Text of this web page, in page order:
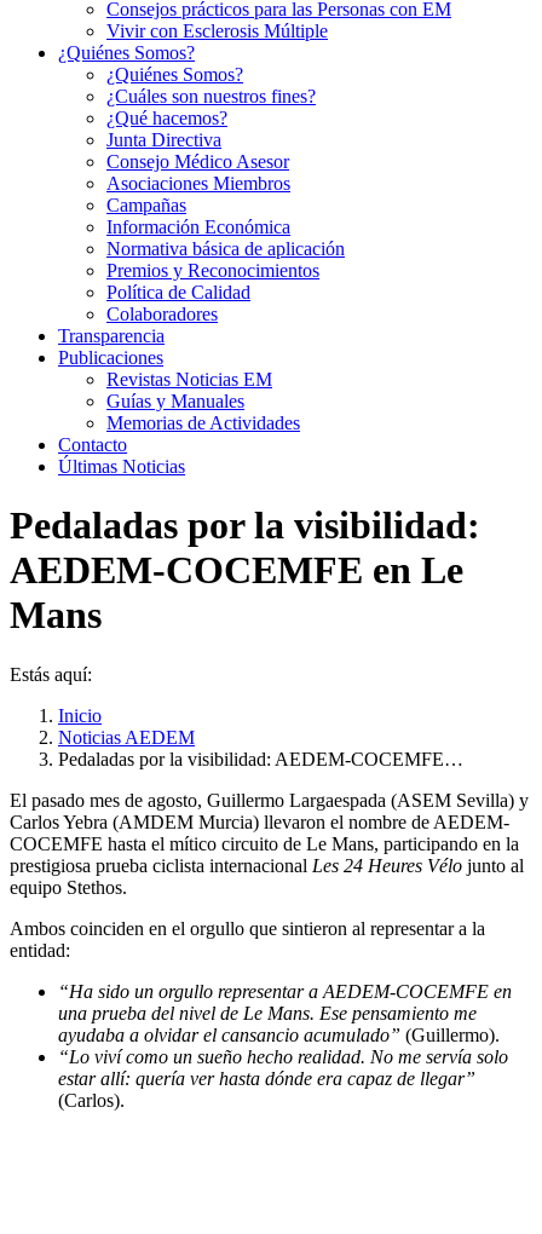
Consejos prácticos para las Personas con EM
Vivir con Esclerosis Múltiple
¿Quiénes Somos?
¿Quiénes Somos?
¿Cuáles son nuestros fines?
¿Qué hacemos?
Junta Directiva
Consejo Médico Asesor
Asociaciones Miembros
Campañas
Información Económica
Normativa básica de aplicación
Premios y Reconocimientos
Política de Calidad
Colaboradores
Transparencia
Publicaciones
Revistas Noticias EM
Guías y Manuales
Memorias de Actividades
Contacto
Últimas Noticias
Pedaladas por la visibilidad:
AEDEM-COCEMFE en Le
Mans
Estás aquí:
Inicio
Noticias AEDEM
Pedaladas por la visibilidad: AEDEM-COCEMFE…
El pasado mes de agosto, Guillermo Largaespada (ASEM Sevilla) y
Carlos Yebra (AMDEM Murcia) llevaron el nombre de AEDEM-
COCEMFE hasta el mítico circuito de Le Mans, participando en la
prestigiosa prueba ciclista internacional Les 24 Heures Vélo junto al
equipo Stethos.
Ambos coinciden en el orgullo que sintieron al representar a la
entidad:
“Ha sido un orgullo representar a AEDEM-COCEMFE en
una prueba del nivel de Le Mans. Ese pensamiento me
ayudaba a olvidar el cansancio acumulado” (Guillermo).
“Lo viví como un sueño hecho realidad. No me servía solo
estar allí: quería ver hasta dónde era capaz de llegar”
(Carlos).